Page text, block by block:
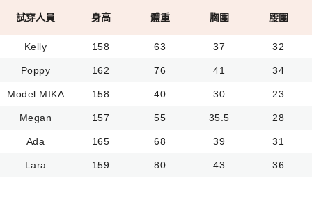
試穿人員 身高 體重 胸圍 腰圍
Kelly 158 63 37 32
Poppy 162 76 41 34
Model MIKA 158 40 30 23
Megan 157 55 35.5 28
Ada 165 68 39 31
Lara 159 80 43 36